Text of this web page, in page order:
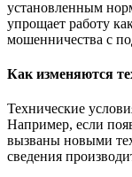
установленным
упрощает работу
мошенничества с
Как изменяются
Технические
Например, если
вызваны новыми
сведения